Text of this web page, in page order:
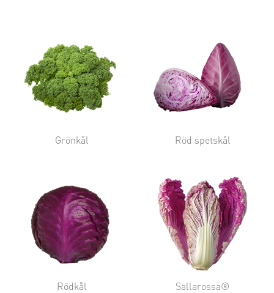
Grönkål Röd spetskål
Rödkål Sallarossa®